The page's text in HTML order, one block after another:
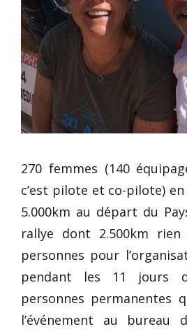
270 femmes (140
c’est pilote et co-pilote) en
5.000km au départ du
rallye dont 2.500km rien
personnes pour
pendant les 11 jours
personnes permanentes
l’événement au bureau